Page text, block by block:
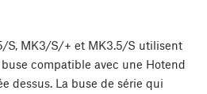
S, MK3/S/+ et MK3.5/S utilisent
compatible avec une Hotend
dessus. La buse de série qui